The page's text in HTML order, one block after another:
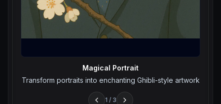
Magical Portrait
Transform portraits into enchanting Ghibli-style artwork
1 / 3